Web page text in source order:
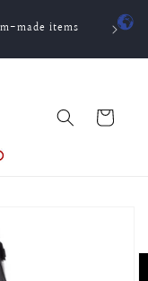
made items
Cart